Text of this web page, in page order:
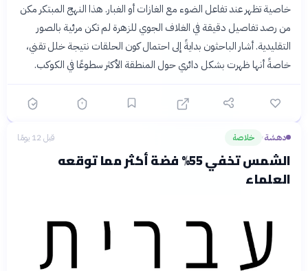
خاصية تظهر عند تفاعل الضوء مع الغازات أو الغبار. هذا النهج المبتكر مكن
من رصد تفاصيل دقيقة في الغلاف الجوي للزهرة لم تكن مرئية بالصور
التقليدية. أشار الباحثون بدايةً إلى احتمال كون الحلقات نتيجة خلل تقني،
خاصةً أنها ظهرت بشكل دائري حول المنطقة الأكثر سطوعًا في الكوكب.
دهشة› خلاصة قبل 12 يومًا
الشمس تخفي 55% فضة أكثر مما توقعه
العلماء